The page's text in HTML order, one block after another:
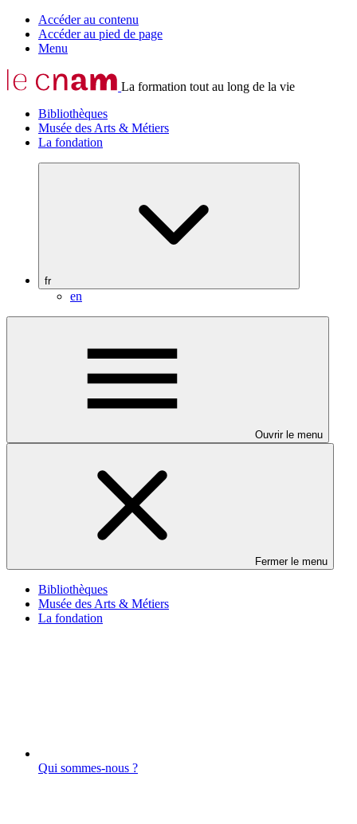
Accéder au contenu
Accéder au pied de page
Menu
La formation tout au long de la vie
Bibliothèques
Musée des Arts & Métiers
La fondation
fr
en
Ouvrir le menu
Fermer le menu
Bibliothèques
Musée des Arts & Métiers
La fondation
Qui sommes-nous ?